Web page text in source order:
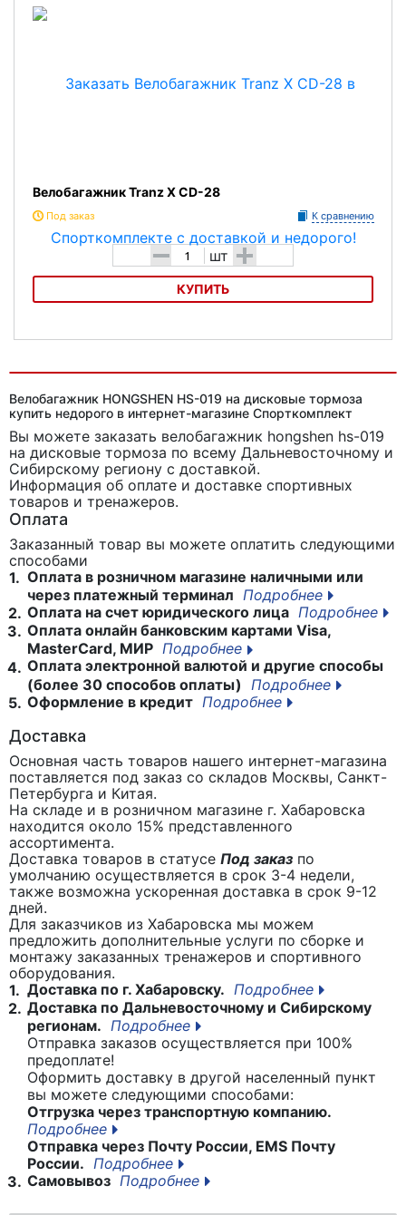
Характеристика:
Цвет:серебристый .
Велобагажник Tranz X CD-28
Под заказ К сравнению
- шт +
КУПИТЬ
Велобагажник HONGSHEN HS-019 на дисковые тормоза
купить недорого в интернет-магазине Спорткомплект
Вы можете заказать велобагажник hongshen hs-019
на дисковые тормоза по всему Дальневосточному и
Сибирскому региону с доставкой.
Информация об оплате и доставке спортивных
товаров и тренажеров.
Оплата
Заказанный товар вы можете оплатить следующими
способами
1. Оплата в розничном магазине наличными или
через платежный терминал Подробнее
2. Оплата на счет юридического лица Подробнее
3. Оплата онлайн банковским картами Visa,
MasterCard, МИР Подробнее
4. Оплата электронной валютой и другие способы
(более 30 способов оплаты)
Подробнее
5. Оформление в кредит Подробнее
Доставка
Основная часть товаров нашего интернет-магазина
поставляется под заказ со складов Москвы, Санкт-
Петербурга и Китая.
На складе и в розничном магазине г. Хабаровска
находится около 15% представленного
ассортимента.
Доставка товаров в статусе Под заказ по
умолчанию осуществляется в срок 3-4 недели,
также возможна ускоренная доставка в срок 9-12
дней.
Для заказчиков из Хабаровска мы можем
предложить дополнительные услуги по сборке и
монтажу заказанных тренажеров и спортивного
оборудования.
1. Доставка по г. Хабаровску. Подробнее
2. Доставка по Дальневосточному и Сибирскому
регионам. Подробнее
Отправка заказов осуществляется при 100%
предоплате!
Оформить доставку в другой населенный пункт
вы можете следующими способами:
Отгрузка через транспортную компанию.
Подробнее
Отправка через Почту России, EMS Почту
России. Подробнее
3. Самовывоз Подробнее